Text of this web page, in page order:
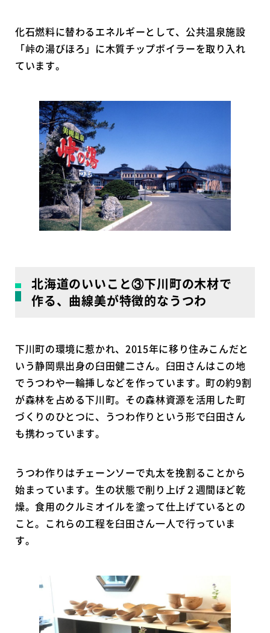
化石燃料に替わるエネルギーとして、公共温泉施設
「峠の湯びほろ」に木質チップボイラーを取り入れ
ています。
北海道のいいこと③下川町の木材で
作る、曲線美が特徴的なうつわ
下川町の環境に惹かれ、2015年に移り住みこんだと
いう静岡県出身の臼田健二さん。臼田さんはこの地
でうつわや一輪挿しなどを作っています。町の約9割
が森林を占める下川町。その森林資源を活用した町
づくりのひとつに、うつわ作りという形で臼田さん
も携わっています。
うつわ作りはチェーンソーで丸太を挽割ることから
始まっています。生の状態で削り上げ２週間ほど乾
燥。食用のクルミオイルを塗って仕上げているとの
こと。これらの工程を臼田さん一人で行っていま
す。